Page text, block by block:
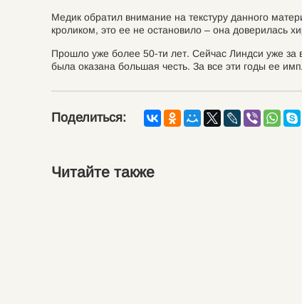
Медик обратил внимание на текстуру данного
кроликом, это ее не остановило – она доверилась
Прошло уже более 50-ти лет. Сейчас Линдси уже за
была оказана большая честь. За все эти годы ее
Поделиться:
Читайте также